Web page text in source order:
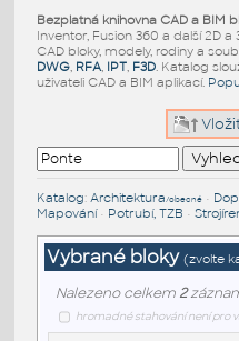
Bezplatná knihovna CAD a BIM
Inventor, Fusion 360 a další 2D
CAD bloky, modely, rodiny a
DWG, RFA, IPT, F3D. Katalog
uživateli CAD a BIM aplikací.
Katalog: Architektura/obecné•
Mapování• Potrubí, TZB •
Vybrané bloky (zvolte
Nalezeno celkem 2
hromadné stahování není pro